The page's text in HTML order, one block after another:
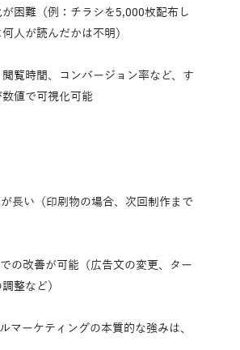
困難（例：チラシを5,000枚配布し
人が読んだかは不明）
覧時間、コンバージョン率など、す
値で可視化可能
長い（印刷物の場合、次回制作まで
での改善が可能（広告文の変更、ター
整など）
マーケティングの本質的な強みは、